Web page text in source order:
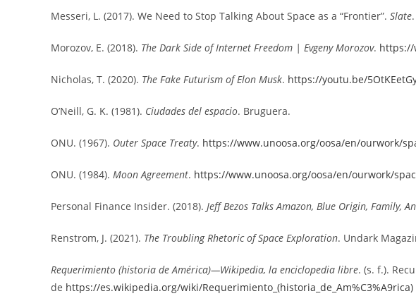
Messeri, L. (2017). We Need to Stop Talking About Space as a “Frontier”. Slate.
Morozov, E. (2018). The Dark Side of Internet Freedom | Evgeny Morozov. https://
Nicholas, T. (2020). The Fake Futurism of Elon Musk. https://youtu.be/
O’Neill, G. K. (1981). Ciudades del espacio. Bruguera.
ONU. (1967). Outer Space Treaty. https://www.unoosa.org/oosa/en/ourwork/
ONU. (1984). Moon Agreement. https://www.unoosa.org/oosa/en/ourwork/
Personal Finance Insider. (2018). Jeff Bezos Talks Amazon, Blue Origin, Family,
Renstrom, J. (2021). The Troubling Rhetoric of Space Exploration. Undark
Requerimiento (historia de América)—Wikipedia, la enciclopedia libre. (s. f.).
de https://es.wikipedia.org/wiki/Requerimiento_(historia_de_Am%C3%A9rica)